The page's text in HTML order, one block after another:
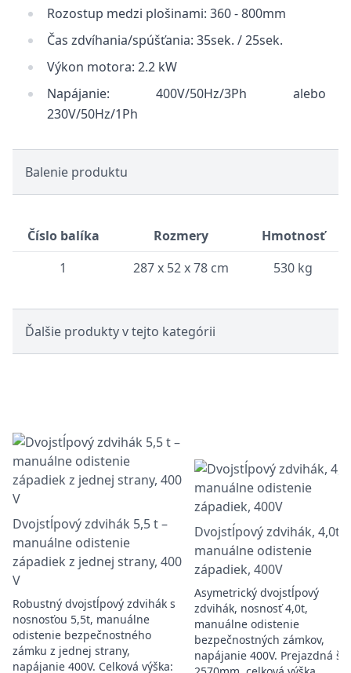
Rozostup medzi plošinami: 360 - 800mm
Čas zdvíhania/spúšťania: 35sek. / 25sek.
Výkon motora: 2.2 kW
Napájanie: 400V/50Hz/3Ph alebo
230V/50Hz/1Ph
Balenie produktu
Číslo balíka Rozmery
Hmotnosť
1
287 x 52 x 78 cm 530 kg
Ďalšie produkty v tejto kategórii
Dvojstĺpový zdvihák 5,5 t –
manuálne odistenie
západiek z jednej strany, 400
V
Robustný dvojstĺpový zdvihák s
nosnosťou 5,5t, manuálne
odistenie bezpečnostného
zámku z jednej strany,
napájanie 400V. Celková výška:
Dvojstĺpový zdvihák, 4,0t,
manuálne odistenie
západiek, 400V
Asymetrický dvojstĺpový
zdvihák, nosnosť 4,0t,
manuálne odistenie
bezpečnostných zámkov,
napájanie 400V. Prejazdná